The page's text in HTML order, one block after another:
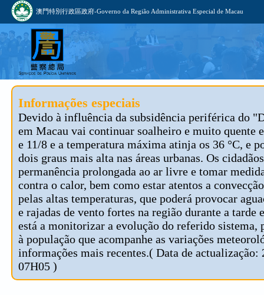
澳門特別行政區政府-Governo da Região Administrativa Especial de Macau
Informações especiais
Devido à influência da subsidência periférica do
em Macau vai continuar soalheiro e muito quente
e 11/8 e a temperatura máxima atinja os 36 °C, e
dois graus mais alta nas áreas urbanas. Os
permanência prolongada ao ar livre e tomar
contra o calor, bem como estar atentos a
pelas altas temperaturas, que poderá provocar
e rajadas de vento fortes na região durante a tarde
está a monitorizar a evolução do referido sistema,
à população que acompanhe as variações
informações mais recentes.( Data de actualização:
07H05 )